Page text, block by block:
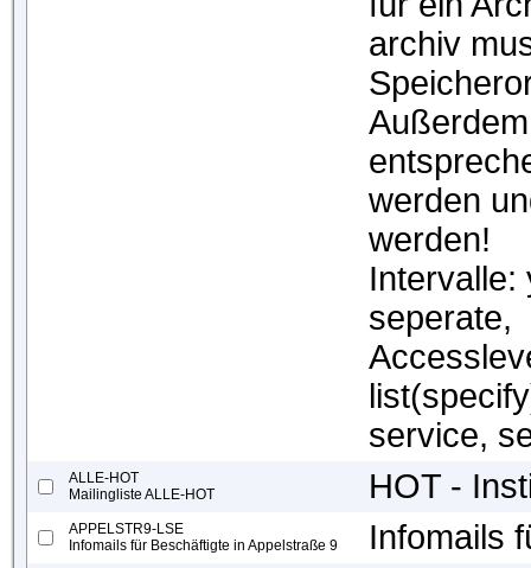
archiv
werden
werden!
Intervalle:
seperate,
service,
ALLE-HOT
Mailingliste ALLE-HOT
HOT -
APPELSTR9-LSE
Infomails für Beschäftigte in Appelstraße 9
Infomails